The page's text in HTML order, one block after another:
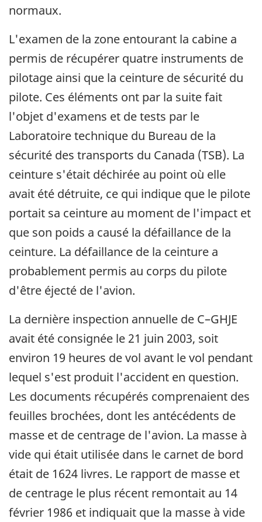
normaux.
L'examen de la zone entourant la cabine a
permis de récupérer quatre instruments de
pilotage ainsi que la ceinture de sécurité du
pilote. Ces éléments ont par la suite fait
l'objet d'examens et de tests par le
Laboratoire technique du Bureau de la
sécurité des transports du Canada (TSB). La
ceinture s'était déchirée au point où elle
avait été détruite, ce qui indique que le pilote
portait sa ceinture au moment de l'impact et
que son poids a causé la défaillance de la
ceinture. La défaillance de la ceinture a
probablement permis au corps du pilote
d'être éjecté de l'avion.
La dernière inspection annuelle de C–GHJE
avait été consignée le 21 juin 2003, soit
environ 19 heures de vol avant le vol pendant
lequel s'est produit l'accident en question.
Les documents récupérés comprenaient des
feuilles brochées, dont les antécédents de
masse et de centrage de l'avion. La masse à
vide qui était utilisée dans le carnet de bord
était de 1624 livres. Le rapport de masse et
de centrage le plus récent remontait au 14
février 1986 et indiquait que la masse à vide